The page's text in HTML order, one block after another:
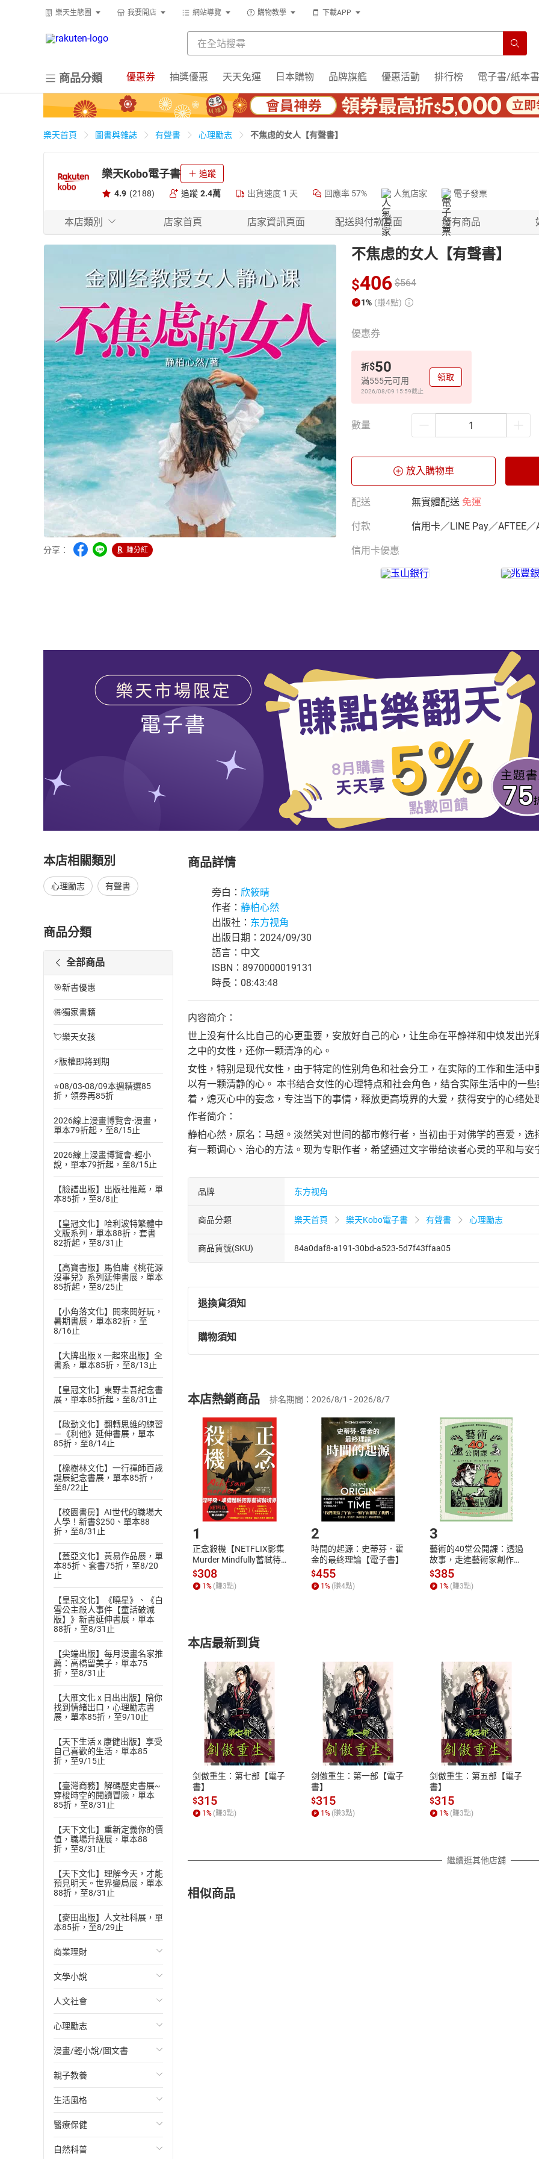
樂天生態圈 我要開店 網站導覽 購物教學 下載APP
商品分類 優惠券 抽獎優惠 天天免運 日本購物 品牌旗艦 優惠活動 排行榜 電子書/紙本書
樂天首頁 圖書與雜誌 有聲書 心理勵志 不焦虑的女人【有聲書】
樂天Kobo電子書 追蹤
4.9 (2188) 追蹤 2.4萬 出貨速度 1 天 回應率 57% 人氣店家 電子發票
本店類別 店家首頁 店家資訊頁面 配送與付款頁面 所有商品
分享： 賺分紅
不焦虑的女人【有聲書】
$406 $564
1% (賺4點)
優惠券
折$50
滿555元可用
2026/08/09 15:59截止
領取
數量
放入購物車
配送 無實體配送 免運
付款 信用卡／LINE Pay／AFTEE／
信用卡優惠
本店相關類別
心理勵志 有聲書
商品分類
全部商品
🎯新書優惠
🉐獨家書籍
💘樂天女孩
⚡版權即將到期
⭐08/03-08/09本週精選85
折，領券再85折
2026線上漫畫博覽會-漫畫，
單本79折起，至8/15止
2026線上漫畫博覽會-輕小
說，單本79折起，至8/15止
【臉譜出版】出版社推薦，單
本85折，至8/8止
【皇冠文化】哈利波特繁體中
文版系列，單本88折，套書
82折起，至8/31止
【高寶書版】馬伯庸《桃花源
沒事兒》系列延伸書展，單本
85折起，至8/25止
【小角落文化】閱來閱好玩，
暑期書展，單本82折，至
8/16止
【大牌出版 x 一起來出版】全
書系，單本85折，至8/13止
【皇冠文化】東野圭吾紀念書
展，單本85折起，至8/31止
【啟動文化】翻轉思維的練習
－《利他》延伸書展，單本
85折，至8/14止
【橡樹林文化】一行禪師百歲
誕辰紀念書展，單本85折，
至8/22止
【校園書房】AI世代的職場大
人學！新書$250、單本88
折，至8/31止
【蓋亞文化】黃易作品展，單
本85折、套書75折，至8/20
止
【皇冠文化】《曉星》、《白
雪公主殺人事件【童話破滅
版】》新書延伸書展，單本
88折，至8/31止
【尖端出版】每月漫畫名家推
薦：高橋留美子，單本75
折，至8/31止
【大雁文化 x 日出出版】陪你
找到情緒出口，心理勵志書
展，單本85折，至9/10止
【天下生活 x 康健出版】享受
自己喜歡的生活，單本85
折，至9/15止
【臺灣商務】解碼歷史書展~
穿梭時空的閱讀冒險，單本
85折，至8/31止
【天下文化】重新定義你的價
值，職場升級展，單本88
折，至8/31止
【天下文化】理解今天，才能
預見明天。世界變局展，單本
88折，至8/31止
【麥田出版】人文社科展，單
本85折，至8/29止
商業理財
投資理財
經濟/趨勢
財務/金融
管理/領導
職場工作術
成功法
行銷/廣告
傳記
文學小說
歐美文學
日本文學
韓國文學
華文文學
經典文學
成長/家庭生活小說
懸疑/推理小說
人文社會
國際關係
政治
社會科學
台灣/中國歷史
日/韓歷史
其他歷史/史學
心理勵志
心靈成長/情緒
人際關係
兩性關係
心理學
漫畫/輕小說/圖文書
輕小說
奇幻/科幻
愛情故事
職場/社會寫實
親子教養
教育現場
兒童文學/故事
兒童科普/學習
生活風格
飲食/食譜
健身/美顏
醫療保健
健康/養生
自然科普
商品詳情
旁白： 欣筱晴
作者： 静柏心然
出版社： 东方视角
出版日期：2024/09/30
語言：中文
ISBN：8970000019131
時長：08:43:48
内容简介：
世上没有什么比自己的心更重要，安放好自己的心，让生命在平静祥和中焕发出
之中的女性，还你一颗清净的心。
女性，特别是现代女性，由于特定的性别角色和社会分工，在实际的工作和生活
以有一颗清静的心。 本书结合女性的心理特点和社会角色，结合实际生活中的一
着，熄灭心中的妄念，专注当下的事情，释放更高境界的大爱，获得安宁的心绪处
作者简介：
静柏心然，原名：马超。淡然笑对世间的都市修行者，当初由于对佛学的喜爱，
有一颗调心、治心的方法。现为专职作者，希望通过文字带给读者心灵的平和与安
品牌 东方视角
商品分類 樂天首頁 樂天Kobo電子書 有聲書 心理勵志
商品貨號(SKU) 84a0daf8-a191-30bd-a523-5d7f43ffaa05
退換貨須知
退換貨規定：
(一)依消費者保護法第19條第1項後段暨通訊交易解除權合理例外情事適用
(二)消費者訂購本店鋪之商品即代表知悉本店鋪所銷售之商品為電子書，
且已下載/存取電子書，不得請求退貨退款。
退貨方式：您欲取消訂單或辦理退貨時，請登入樂天市場，並於「我的訂單
貨」，本店鋪將依您的申請進行審核，待審核通過後將為您辦理退款事宜。
請注意，樂天市場須以整筆訂單為單位進行取消/退貨，恕無法以單支商品取
購物須知
挑選商品
Choose
放入購物車
Shopping cart
登入帳號
Login
購書後，如何開始使用？
Step1.選擇閱讀載具 Step2.登入
付款方式
ATM轉帳、信用卡、LINE PAY、AFTEE
退換貨規範
本店是否提供消費者保護法七日猶
之權利，遽消費者保護法及通訊交
除權合理例外情事適用準則，依商
質各有不同規定。詳細退換貨說明
照各商品說明。
本店熱銷商品 排名期間：2026/8/1 - 2026/8/7
1
正念殺機【NETFLIX影集
Murder Mindfully蓄弒待
發】【電子書】
$308
1 % (賺3點)
2
時間的起源：史蒂芬．霍
金的最終理論【電子書】
$455
1 % (賺4點)
3
藝術的40堂公開課：透過
故事，走進藝術家創作現
場，看藝術如何誕生、如
何形塑人類生活【電子
書】
$385
1 % (賺3點)
本店最新到貨
剑傲重生：第七部【電子
書】
$315
1 % (賺3點)
剑傲重生：第一部【電子
書】
$315
1 % (賺3點)
剑傲重生：第五部【電子
書】
$315
1 % (賺3點)
繼續逛其他店舖
相似商品